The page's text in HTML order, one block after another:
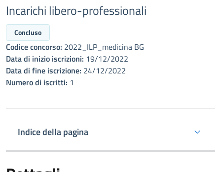
Incarichi libero-professionali
Concluso
Codice concorso: 2022_ILP_medicina BG
Data di inizio iscrizioni: 19/12/2022
Data di fine iscrizione: 24/12/2022
Numero di iscritti: 1
Indice della pagina